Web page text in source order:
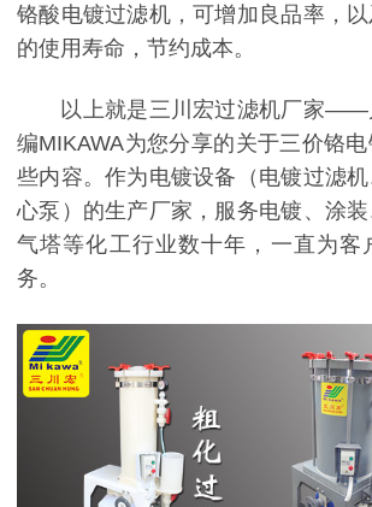
铬酸电镀过滤机，可增加良品率，
的使用寿命，节约成本。
以上就是三川宏过滤机厂家——
编MIKAWA为您分享的关于三价铬
些内容。作为电镀设备（电镀过滤
心泵）的生产厂家，服务电镀、涂
气塔等化工行业数十年，一直为客
务。